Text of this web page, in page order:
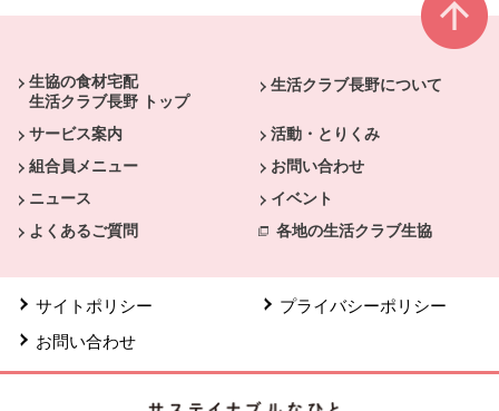
生協の食材宅配
生活クラブ長野 トップ
生活クラブ長野について
サービス案内
活動・とりくみ
組合員メニュー
お問い合わせ
ニュース
イベント
よくあるご質問
各地の生活クラブ生協
サイトポリシー
プライバシーポリシー
お問い合わせ